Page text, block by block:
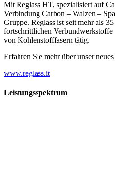
Mit Reglass HT, spezialisiert auf
Verbindung Carbon – Walzen –
Gruppe. Reglass ist seit mehr als
fortschrittlichen
von Kohlenstofffasern tätig.
Erfahren Sie mehr über unser
www.reglass.it
Leistungsspektrum